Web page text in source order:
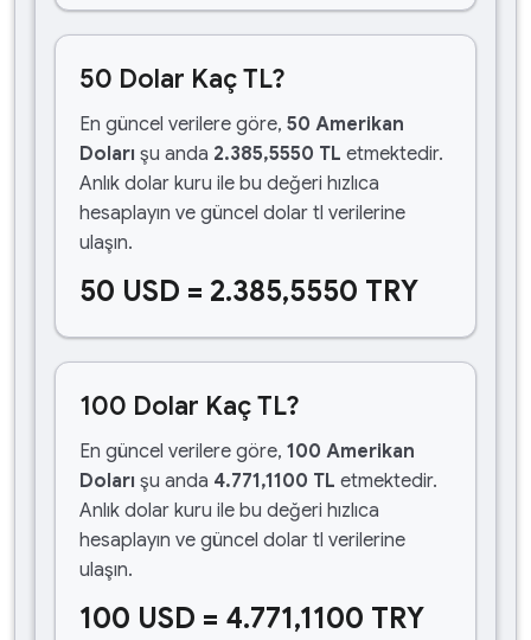
50 Dolar Kaç TL?
En güncel verilere göre, 50 Amerikan
Doları şu anda 2.385,5550 TL etmektedir.
Anlık dolar kuru ile bu değeri hızlıca
hesaplayın ve güncel dolar tl verilerine
ulaşın.
50 USD = 2.385,5550 TRY
100 Dolar Kaç TL?
En güncel verilere göre, 100 Amerikan
Doları şu anda 4.771,1100 TL etmektedir.
Anlık dolar kuru ile bu değeri hızlıca
hesaplayın ve güncel dolar tl verilerine
ulaşın.
100 USD = 4.771,1100 TRY